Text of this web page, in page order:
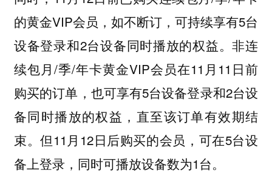
的黄金VIP会员，如不断订，可持续享有5台
设备登录和2台设备同时播放的权益。非连
续包月/季/年卡黄金VIP会员在11月11日前
购买的订单，也可享有5台设备登录和2台设
备同时播放的权益，直至该订单有效期结
束。但11月12日后购买的会员，可在5台设
备上登录，同时可播放设备数为1台。